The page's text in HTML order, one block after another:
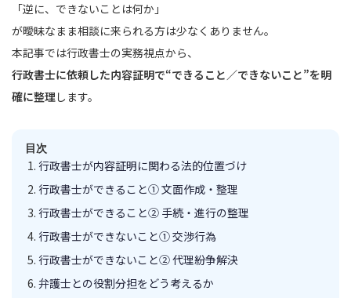
「逆に、できないことは何か」
が曖昧なまま相談に来られる方は少なくありません。
本記事では行政書士の実務視点から、
行政書士に依頼した内容証明で“できること／できないこと”を明
確に整理します。
目次
行政書士が内容証明に関わる法的位置づけ
行政書士ができること① 文面作成・整理
行政書士ができること② 手続・進行の整理
行政書士ができないこと① 交渉行為
行政書士ができないこと② 代理紛争解決
弁護士との役割分担をどう考えるか